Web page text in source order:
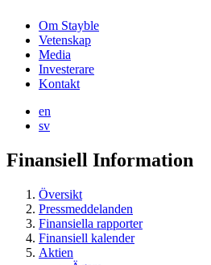
Om Stayble
Vetenskap
Media
Investerare
Kontakt
en
sv
Finansiell Information
Översikt
Pressmeddelanden
Finansiella rapporter
Finansiell kalender
Aktien